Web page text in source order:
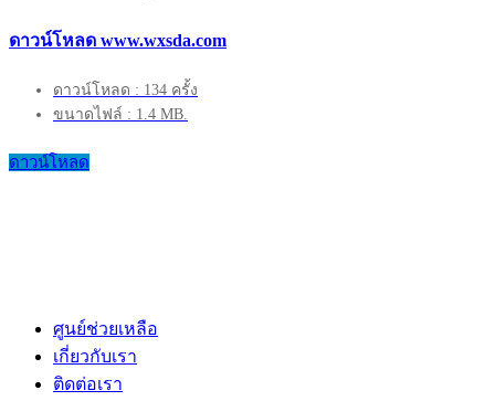
ดาวน์โหลด www.wxsda.com
ดาวน์โหลด : 134 ครั้ง
ขนาดไฟล์ : 1.4 MB.
ดาวน์โหลด
ศูนย์ช่วยเหลือ
เกี่ยวกับเรา
ติดต่อเรา